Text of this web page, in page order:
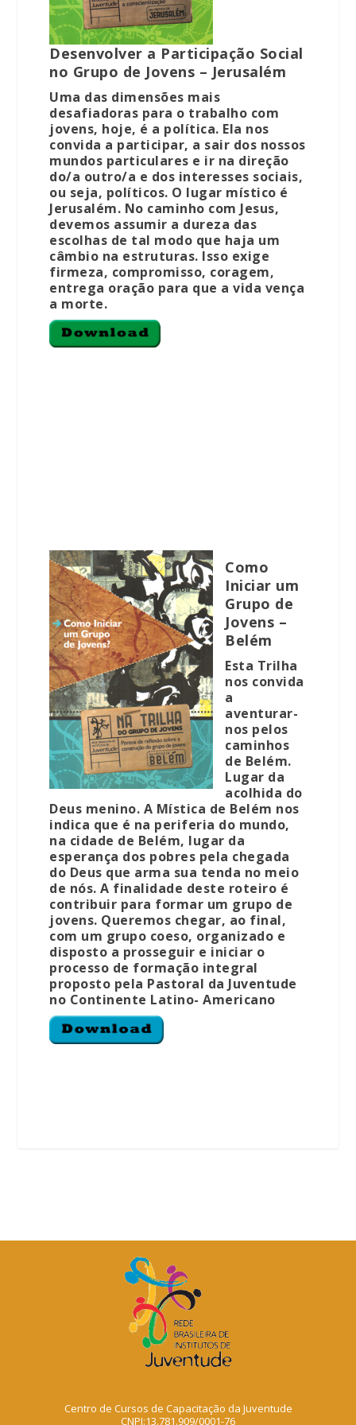
Desenvolver a Participação Social
no Grupo de Jovens – Jerusalém
Uma das dimensões mais
desafiadoras para o trabalho com
jovens, hoje, é a política. Ela nos
convida a participar, a sair dos nossos
mundos particulares e ir na direção
do/a outro/a e dos interesses sociais,
ou seja, políticos. O lugar místico é
Jerusalém. No caminho com Jesus,
devemos assumir a dureza das
escolhas de tal modo que haja um
câmbio na estruturas. Isso exige
firmeza, compromisso, coragem,
entrega oração para que a vida vença
a morte.
Como
Iniciar um
Grupo de
Jovens –
Belém
Esta Trilha
nos convida
a
aventurar-
nos pelos
caminhos
de Belém.
Lugar da
acolhida do
Deus menino. A Mística de Belém nos
indica que é na periferia do mundo,
na cidade de Belém, lugar da
esperança dos pobres pela chegada
do Deus que arma sua tenda no meio
de nós. A finalidade deste roteiro é
contribuir para formar um grupo de
jovens. Queremos chegar, ao final,
com um grupo coeso, organizado e
disposto a prosseguir e iniciar o
processo de formação integral
proposto pela Pastoral da Juventude
no Continente Latino- Americano
Centro de Cursos de Capacitação da Juventude
CNPJ:13.781.909/0001-76